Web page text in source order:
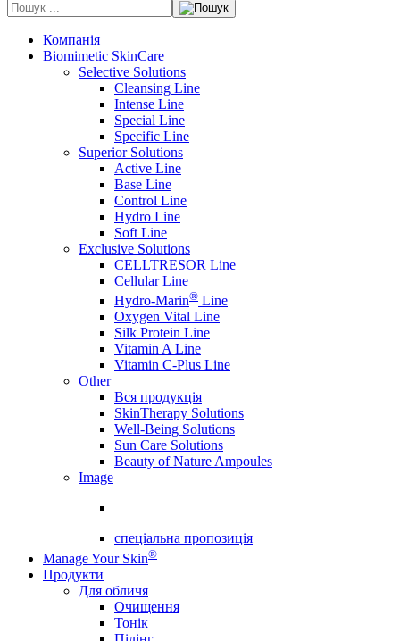
Компанія
Biomimetic SkinCare
Selective Solutions
Cleansing Line
Intense Line
Special Line
Specific Line
Superior Solutions
Active Line
Base Line
Control Line
Hydro Line
Soft Line
Exclusive Solutions
CELLTRESOR Line
Cellular Line
Hydro-Marin® Line
Oxygen Vital Line
Silk Protein Line
Vitamin A Line
Vitamin C-Plus Line
Other
Вся продукція
SkinTherapy Solutions
Well-Being Solutions
Sun Care Solutions
Beauty of Nature Ampoules
Image
спеціальна пропозиція
Manage Your Skin®
Продукти
Для обличя
Очищення
Тонік